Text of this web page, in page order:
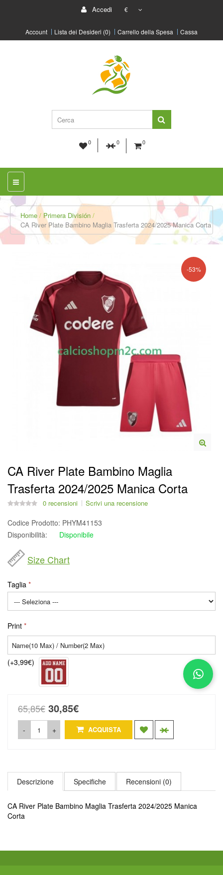
Accedi €
Account Lista dei Desideri (0) Carrello della Spesa Cassa
0 0 0
Home
Primera División
CA River Plate Bambino Maglia Trasferta 2024/2025 Manica Corta
-53%
CA River Plate Bambino Maglia
Trasferta 2024/2025 Manica Corta
0 recensioni Scrivi una recensione
Codice Prodotto: PHYM41153
Disponibilità:
Disponibile
Size Chart
Taglia
Print
(+3,99€)
65,85€ 30,85€
- + ACQUISTA
Descrizione Specifiche Recensioni (0)
CA River Plate Bambino Maglia Trasferta 2024/2025 Manica
Corta